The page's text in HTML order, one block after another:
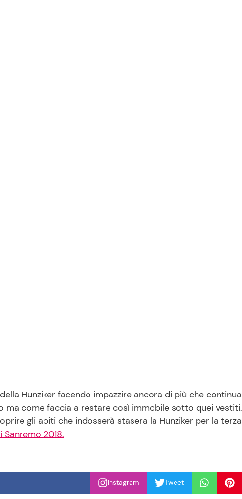
Hunziker facendo impazzire ancora di più che continua
ma come faccia a restare così immobile sotto quei vestiti.
gli abiti che indosserà stasera la Hunziker per la terza
2018.
Instagram Tweet